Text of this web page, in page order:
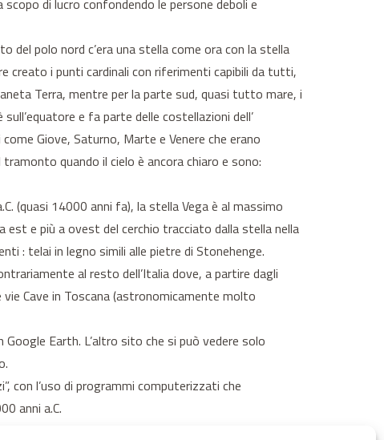
di lucro confondendo le persone deboli e
del polo nord c’era una stella come ora con la stella
creato i punti cardinali con riferimenti capibili da tutti,
Terra, mentre per la parte sud, quasi tutto mare, i
e fa parte delle costellazioni dell’
Giove, Saturno, Marte e Venere che erano
quando il cielo è ancora chiaro e sono:
(quasi 14000 anni fa), la stella Vega è al massimo
est e più a ovest del cerchio tracciato dalla stella nella
: telai in legno simili alle pietre di Stonehenge.
al resto dell’Italia dove, a partire dagli
Cave in Toscana (astronomicamente molto
Earth. L’altro sito che si può vedere solo
con l’uso di programmi computerizzati che
anni a.C.
è intelligente, perché dai dati emersi dallo studio